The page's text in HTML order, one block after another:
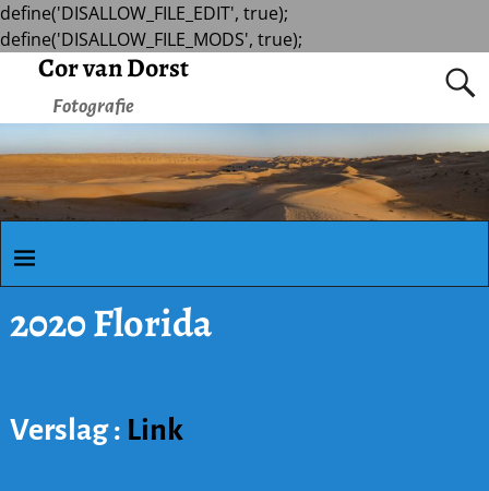
define('DISALLOW_FILE_EDIT', true);
define('DISALLOW_FILE_MODS', true);
Cor van Dorst
Fotografie
2020 Florida
Verslag : Link